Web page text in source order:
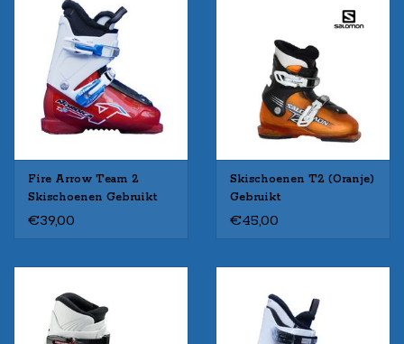
Fire Arrow Team 2
Skischoenen Gebruikt
€39,00
Skischoenen T2 (Oranje)
Gebruikt
€45,00